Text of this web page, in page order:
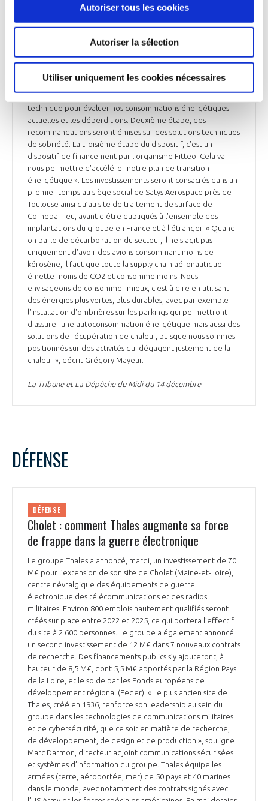
Autoriser tous les cookies
Autoriser la sélection
Utiliser uniquement les cookies nécessaires
partenariat, annoncé le 8 décembre, entre Satys Aerospace
et l'Agence régionale énergie climat (AREC), afin de
diminuer de 20% la consommation énergétique de tous les
sites industriels de l’entreprise d’ici 2025. Grégory Mayeur, le
directeur général du groupe, explique : « C'est un
mécanisme en trois phases. L'AREC apporte, au travers de la
société Greenflex (spécialisée dans l'accompagnement de la
technique pour évaluer nos consommations énergétiques
actuelles et les déperditions. Deuxième étape, des
recommandations seront émises sur des solutions techniques
de sobriété. La troisième étape du dispositif, c'est un
dispositif de financement par l'organisme Fitteo. Cela va
nous permettre d'accélérer notre plan de transition
énergétique ». Les investissements seront consacrés dans un
premier temps au siège social de Satys Aerospace près de
Toulouse ainsi qu’au site de traitement de surface de
Cornebarrieu, avant d'être dupliqués à l'ensemble des
implantations du groupe en France et à l'étranger. « Quand
on parle de décarbonation du secteur, il ne s'agit pas
uniquement d'avoir des avions consommant moins de
kérosène, il faut que toute la supply chain aéronautique
émette moins de CO2 et consomme moins. Nous
envisageons de consommer mieux, c'est à dire en utilisant
des énergies plus vertes, plus durables, avec par exemple
l'installation d'ombrières sur les parkings qui permettront
d'assurer une autoconsommation énergétique mais aussi des
solutions de récupération de chaleur, puisque nous sommes
positionnés sur des activités qui dégagent justement de la
chaleur », décrit Grégory Mayeur.
La Tribune et La Dépêche du Midi du 14 décembre
DÉFENSE
DÉFENSE
Cholet : comment Thales augmente sa force
de frappe dans la guerre électronique
Le groupe Thales a annoncé, mardi, un investissement de 70
M€ pour l’extension de son site de Cholet (Maine-et-Loire),
centre névralgique des équipements de guerre
électronique des télécommunications et des radios
militaires. Environ 800 emplois hautement qualifiés seront
créés sur place entre 2022 et 2025, ce qui portera l’effectif
du site à 2 600 personnes. Le groupe a également annoncé
un second investissement de 12 M€ dans 7 nouveaux contrats
de recherche. Des financements publics s’y ajouteront, à
hauteur de 8,5 M€, dont 5,5 M€ apportés par la Région Pays
de la Loire, et le solde par les Fonds européens de
développement régional (Feder). « Le plus ancien site de
Thales, créé en 1936, renforce son leadership au sein du
groupe dans les technologies de communications militaires
et de cybersécurité, que ce soit en matière de recherche,
de développement, de design et de production », souligne
Marc Darmon, directeur adjoint communications sécurisées
et systèmes d’information du groupe. Thales équipe les
armées (terre, aéroportée, mer) de 50 pays et 40 marines
dans le monde, avec notamment des contrats signés avec